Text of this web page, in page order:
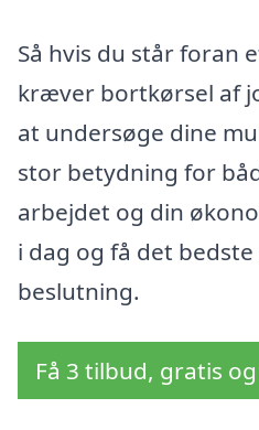
Så hvis du står foran
kræver bortkørsel af
at undersøge dine
stor betydning for
arbejdet og din
i dag og få det
beslutning.
Få 3 tilbud, gratis